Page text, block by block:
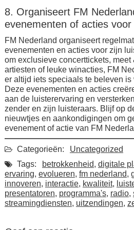
8. Organiseert FM
evenementen of acties
FM Nederland organiseert
evenementen en acties voor zijn
om exclusieve concerttickets,
artiesten of leuke winacties, FM
er altijd iets speciaals te beleven
Deze evenementen en acties
aan de luisterervaring en
zender en zijn luisteraars. Blijf op
nieuwtjes en aankondigingen om
evenement of actie van FM
Categorieën:
Uncategorized
Tags:
betrokkenheid, digitale
ervaring, evolueren, fm nederland,
innoveren, interactie, kwaliteit,
presentatoren, programma's, radio,
streamingdiensten, uitzendingen,